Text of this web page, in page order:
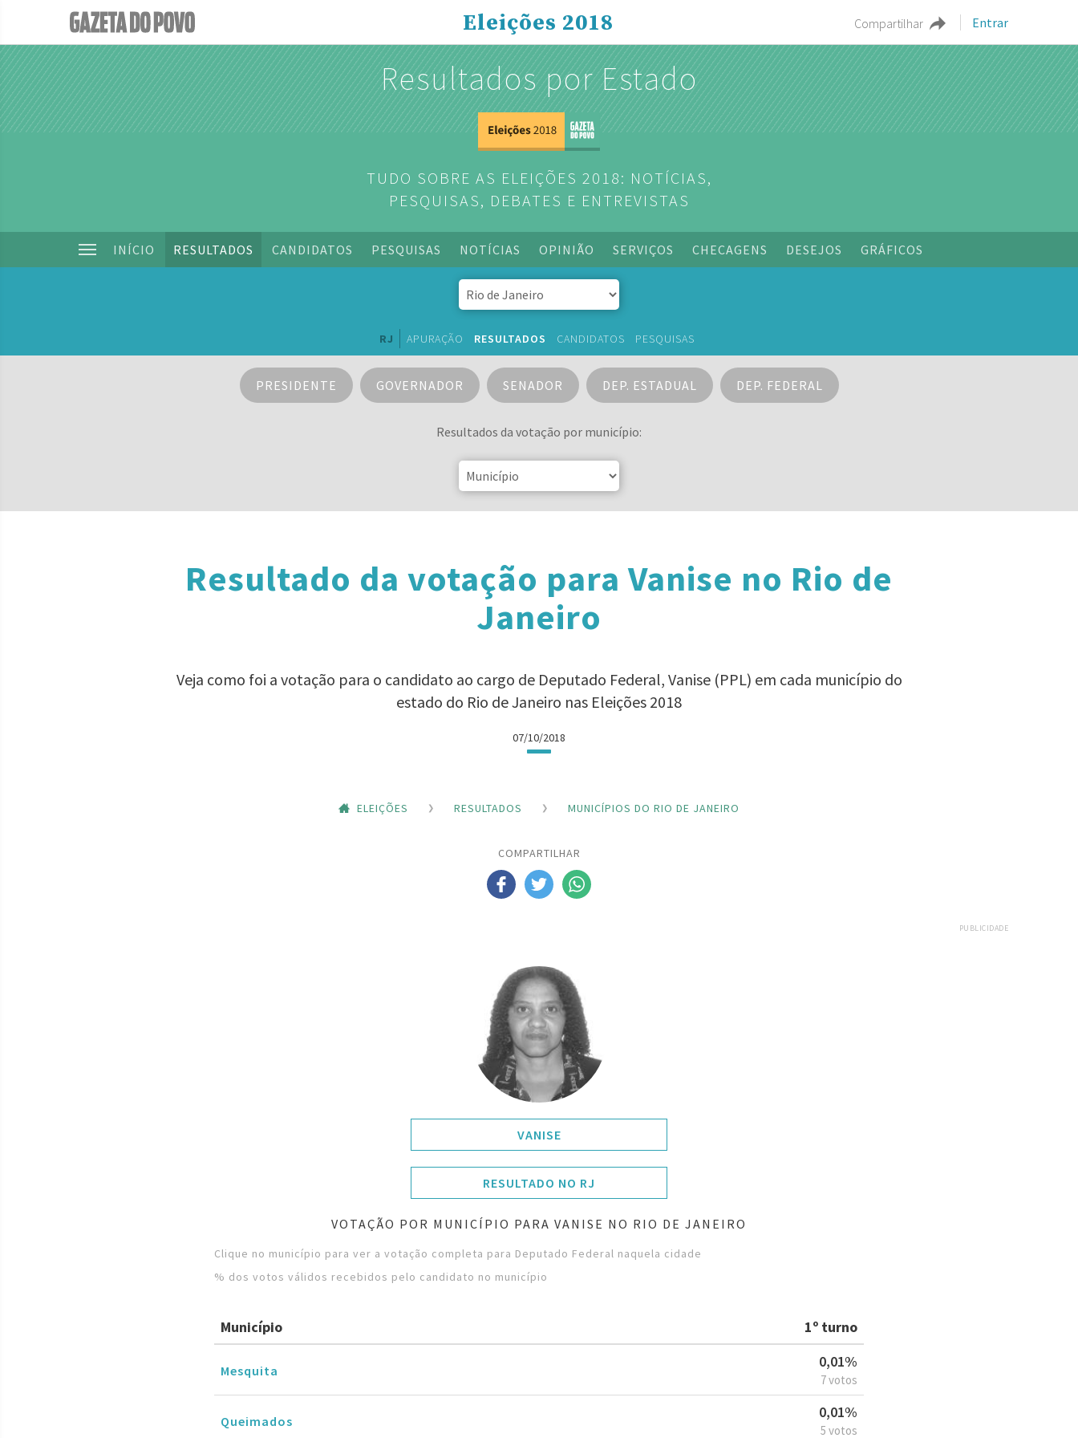
Compartilhar Entrar
Eleições 2018
Resultados por Estado
TUDO SOBRE AS ELEIÇÕES 2018: NOTÍCIAS,
PESQUISAS, DEBATES E ENTREVISTAS
INÍCIO RESULTADOS CANDIDATOS PESQUISAS NOTÍCIAS OPINIÃO SERVIÇOS CHECAGENS DESEJOS GRÁFICOS
RJ APURAÇÃO RESULTADOS CANDIDATOS PESQUISAS
PRESIDENTE GOVERNADOR SENADOR DEP. ESTADUAL DEP. FEDERAL
Resultados da votação por município:
Resultado da votação para Vanise no Rio de
Janeiro
Veja como foi a votação para o candidato ao cargo de Deputado Federal, Vanise (PPL) em cada município do
estado do Rio de Janeiro nas Eleições 2018
07/10/2018
ELEIÇÕES RESULTADOS MUNICÍPIOS DO RIO DE JANEIRO
COMPARTILHAR
PUBLICIDADE
VANISE
RESULTADO NO RJ
VOTAÇÃO POR MUNICÍPIO PARA VANISE NO RIO DE JANEIRO
Clique no município para ver a votação completa para Deputado Federal naquela cidade
% dos votos válidos recebidos pelo candidato no município
Município 1º turno
Mesquita
0,01%
7 votos
Queimados
0,01%
5 votos